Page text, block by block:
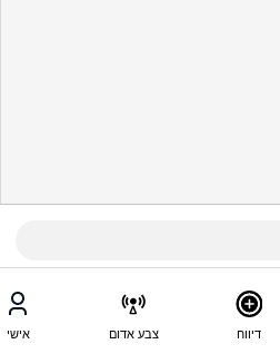
דיווח צבע אדום אישי